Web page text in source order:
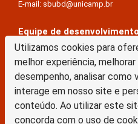
Utilizamos cookies para
melhor experiência, melhorar
desempenho, analisar como
interage em nosso site e
conteúdo. Ao utilizar este
concorda com o uso de
E-mail: sbubd@unicamp.br
Equipe de
Keite Aparecida Duarte
Márcio Vinícius De Jesus Almeida
Saul Victor De Castro E Silva
A Biblioteca Digital da Unicamp está
Atribuição Sem Derivações 4.0 Internacional